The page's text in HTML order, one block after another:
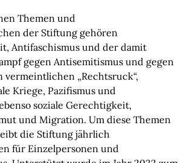
Themen und
der Stiftung gehören
Antifaschismus und der damit
gegen Antisemitismus und gegen
„Rechtsruck“,
Kriege, Pazifismus und
soziale Gerechtigkeit,
und Migration. Um diese Themen
die Stiftung jährlich
für Einzelpersonen und